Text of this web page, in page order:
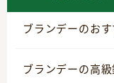
ブランデーのお
ブランデーの高